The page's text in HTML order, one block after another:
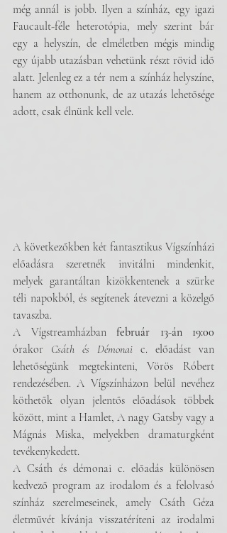
még annál is jobb. Ilyen a színház, egy igazi
Faucault-féle heterotópia, mely szerint bár
egy a helyszín, de elméletben mégis mindig
egy újabb utazásban vehetünk részt rövid idő
alatt. Jelenleg ez a tér nem a színház helyszíne,
hanem az otthonunk, de az utazás lehetősége
adott, csak élnünk kell vele.
A következőkben két fantasztikus Vígszínházi
előadásra szeretnék invitálni mindenkit,
melyek garantáltan kizökkentenek a szürke
téli napokból, és segítenek átevezni a közelgő
tavaszba.
A Vígstreamházban február 13-án 19:00
órakor Csáth és Démonai c. előadást van
lehetőségünk megtekinteni, Vörös Róbert
rendezésében. A Vígszínházon belül nevéhez
köthetők olyan jelentős előadások többek
között, mint a Hamlet, A nagy Gatsby vagy a
Mágnás Miska, melyekben dramaturgként
tevékenykedett.
A Csáth és démonai c. előadás különösen
kedvező program az irodalom és a felolvasó
színház szerelmeseinek, amely Csáth Géza
életművét kívánja visszatéríteni az irodalmi